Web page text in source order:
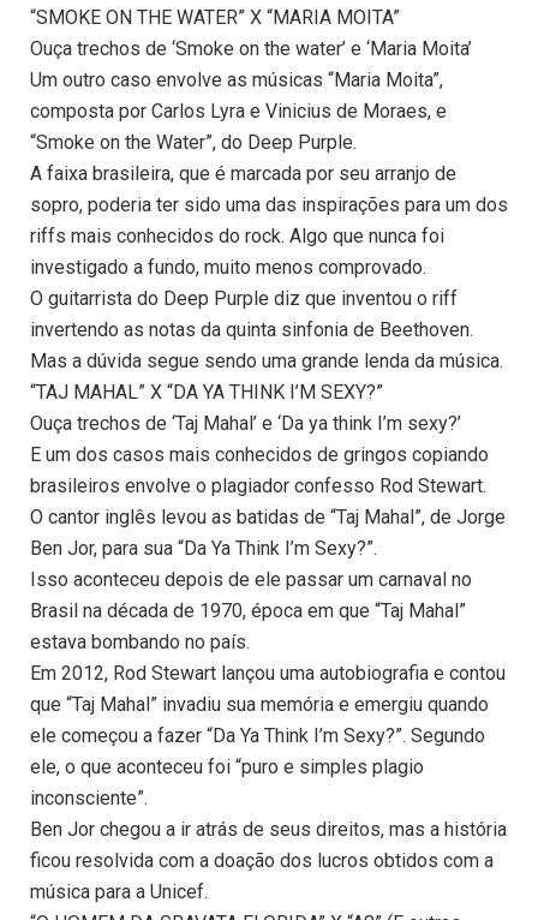
“SMOKE ON THE WATER” X “MARIA MOITA”
Ouça trechos de ‘Smoke on the water’ e ‘Maria Moita’
Um outro caso envolve as músicas “Maria Moita”,
composta por Carlos Lyra e Vinicius de Moraes, e
“Smoke on the Water”, do Deep Purple.
A faixa brasileira, que é marcada por seu arranjo de
sopro, poderia ter sido uma das inspirações para um dos
riffs mais conhecidos do rock. Algo que nunca foi
investigado a fundo, muito menos comprovado.
O guitarrista do Deep Purple diz que inventou o riff
invertendo as notas da quinta sinfonia de Beethoven.
Mas a dúvida segue sendo uma grande lenda da música.
“TAJ MAHAL” X “DA YA THINK I’M SEXY?”
Ouça trechos de ‘Taj Mahal’ e ‘Da ya think I’m sexy?’
E um dos casos mais conhecidos de gringos copiando
brasileiros envolve o plagiador confesso Rod Stewart.
O cantor inglês levou as batidas de “Taj Mahal”, de Jorge
Ben Jor, para sua “Da Ya Think I’m Sexy?”.
Isso aconteceu depois de ele passar um carnaval no
Brasil na década de 1970, época em que “Taj Mahal”
estava bombando no país.
Em 2012, Rod Stewart lançou uma autobiografia e contou
que “Taj Mahal” invadiu sua memória e emergiu quando
ele começou a fazer “Da Ya Think I’m Sexy?”. Segundo
ele, o que aconteceu foi “puro e simples plagio
inconsciente”.
Ben Jor chegou a ir atrás de seus direitos, mas a história
ficou resolvida com a doação dos lucros obtidos com a
música para a Unicef.